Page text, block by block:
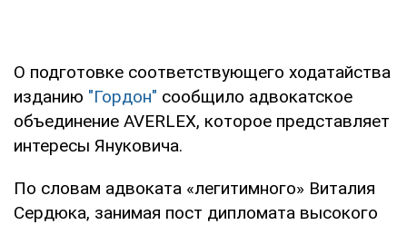
О подготовке соответствующего ходатайства
изданию "Гордон" сообщило адвокатское
объединение AVERLEX, которое представляет
интересы Януковича.
По словам адвоката «легитимного» Виталия
Сердюка, занимая пост дипломата высокого